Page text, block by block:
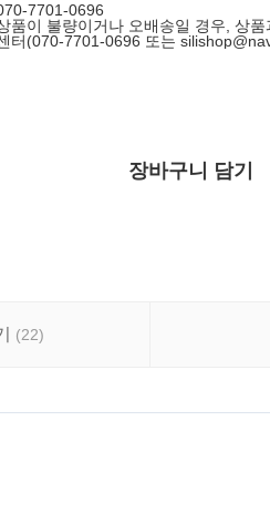
7701-0696
품이 불량이거나 오배송일 경우, 상
터(070-7701-0696 또는
장바구니 담기
(22)